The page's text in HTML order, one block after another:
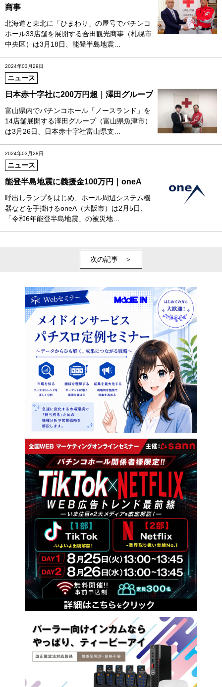
商事
北海道と東北に「ひまわり」の屋号でパチンコ
ホール33店舗を展開する合田観光商事（札幌市
中央区）は3月18日、能登半島地震…
2024年03月29日
ニュース
日本赤十字社に200万円超｜澤田グループ
富山県内でパチンコホール「ノースランド」を
14店舗展開する澤田グループ（富山県魚津市）
は3月26日、日本赤十字社富山県支…
2024年03月28日
ニュース
能登半島地震に義援金100万円｜oneA
呼出しランプをはじめ、ホール周辺システム機
器などを手掛けるoneA（大阪市）は2月5日、
「令和6年能登半島地震」の被災地…
次の記事 ＞